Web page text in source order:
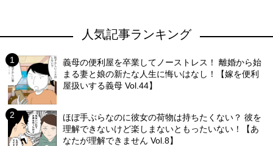
人気記事ランキング
義母の便利屋を卒業してノーストレス！ 離婚から始
まる妻と娘の新たな人生に悔いはなし！【嫁を便利
屋扱いする義母 Vol.44】
ほぼ手ぶらなのに彼女の荷物は持ちたくない？ 彼を
理解できないけど楽しまないともったいない！【あ
なたが理解できません Vol.8】